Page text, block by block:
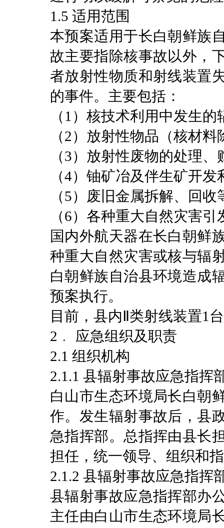
1.5 适用范围
本预案适用于长白朝鲜族
故主要指除核事故以外，
者放射性物质和射线装置
的事件。主要包括：
（1）核技术利用中发生
（2）放射性物品（核材
（3）放射性废物的处理
（4）铀矿冶及伴生矿开
（5）废旧金属拆解、回
（6）各种重大自然灾害
国内外航天器在长白朝鲜
种重大自然灾害或核与辐
白朝鲜族自治县环境造成
预案执行。
目前，县内Ⅱ类射线装置1
2﹒ 应急组织及职责
2.1 组织机构
2.1.1 县辐射事故应急指挥
白山市生态环境局长白朝
作。发生辐射事故后，县
急指挥部。总指挥由县长
担任，统一领导、组织和
2.1.2 县辐射事故应急指挥
县辐射事故应急指挥部办
主任由白山市生态环境局